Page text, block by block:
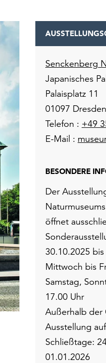
Senckenberg
Japanisches
Palaisplatz 11
01097 Dresden
Telefon : +49
E-Mail :
BESONDERE
Der
öffnet
30.10.2025
Mittwoch bis
Samstag,
17.00 Uhr
Außerhalb der
Ausstellung
Schließtage:
01.01.2026